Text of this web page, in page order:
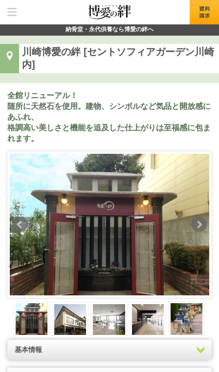
納骨堂・永代供養なら博愛の絆へ
川崎博愛の絆 [セントソフィアガーデン川崎
内]
全館リニューアル！
随所に天然石を使用。建物、シンボルなど気品と開放感に
あふれ、
格調高い美しさと機能を追及した仕上がりは至福感に包ま
れます。
基本情報